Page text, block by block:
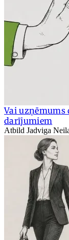
Vai
darījumiem
Atbild Jadviga